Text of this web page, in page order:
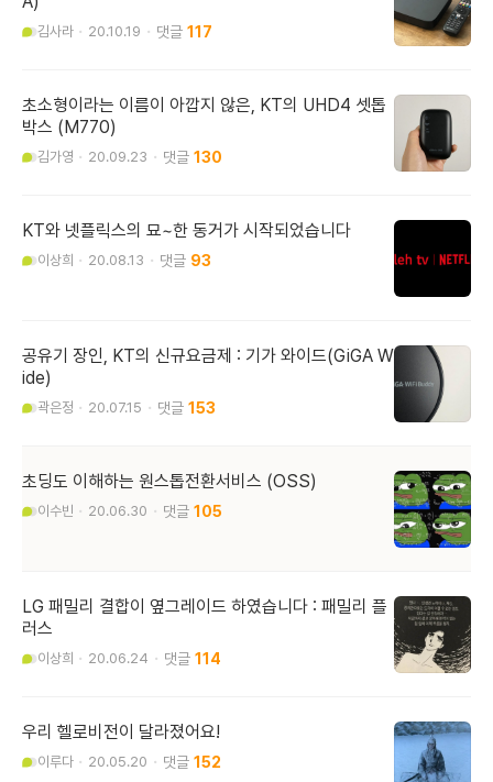
김사라 20.10.19 117
초소형이라는 이름이 아깝지 않은, KT의 UHD4 셋톱
박스 (M770)
김가영 20.09.23 130
KT와 넷플릭스의 묘~한 동거가 시작되었습니다
이상희 20.08.13 93
공유기 장인, KT의 신규요금제 : 기가 와이드(GiGA W
ide)
곽은정 20.07.15 153
초딩도 이해하는 원스톱전환서비스 (OSS)
이수빈 20.06.30 105
LG 패밀리 결합이 옆그레이드 하였습니다 : 패밀리 플
러스
이상희 20.06.24 114
우리 헬로비전이 달라졌어요!
이루다 20.05.20 152